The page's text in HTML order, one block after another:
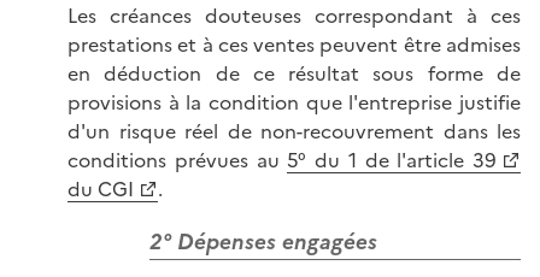
Les créances douteuses correspondant à ces
prestations et à ces ventes peuvent être admises
en déduction de ce résultat sous forme de
provisions à la condition que l'entreprise justifie
d'un risque réel de non-recouvrement dans les
conditions prévues au 5° du 1 de l'article 39
du CGI
.
2° Dépenses engagées